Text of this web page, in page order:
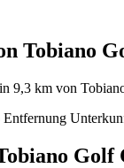
Tobiano
9,3 km von
Entfernung
Golf